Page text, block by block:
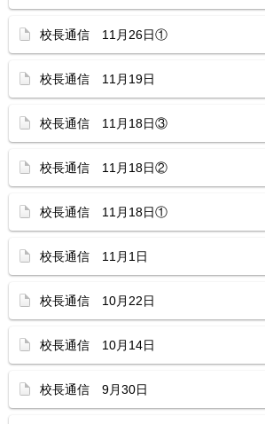
校長通信 11月26日①
校長通信 11月19日
校長通信 11月18日③
校長通信 11月18日②
校長通信 11月18日①
校長通信 11月1日
校長通信 10月22日
校長通信 10月14日
校長通信 9月30日